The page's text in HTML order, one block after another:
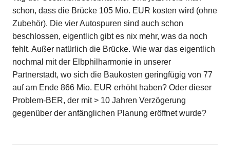
schon, dass die Brücke 105 Mio. EUR kosten wird (ohne
Zubehör). Die vier Autospuren sind auch schon
beschlossen, eigentlich gibt es nix mehr, was da noch
fehlt. Außer natürlich die Brücke. Wie war das eigentlich
nochmal mit der Elbphilharmonie in unserer
Partnerstadt, wo sich die Baukosten geringfügig von 77
auf am Ende 866 Mio. EUR erhöht haben? Oder dieser
Problem-BER, der mit > 10 Jahren Verzögerung
gegenüber der anfänglichen Planung eröffnet wurde?